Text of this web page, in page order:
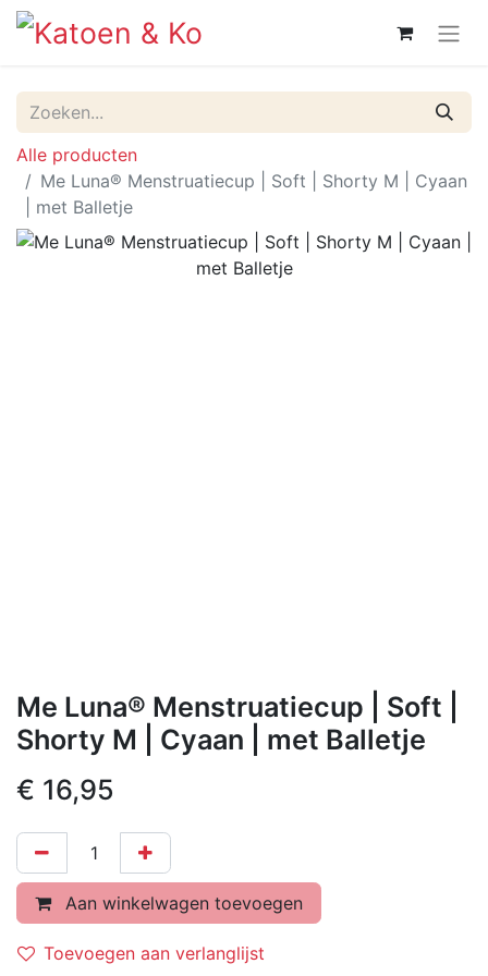
Alle producten
Me Luna® Menstruatiecup | Soft | Shorty M | Cyaan
| met Balletje
Me Luna® Menstruatiecup | Soft |
Shorty M | Cyaan | met Balletje
€ 16,95
Aan winkelwagen toevoegen
Toevoegen aan verlanglijst